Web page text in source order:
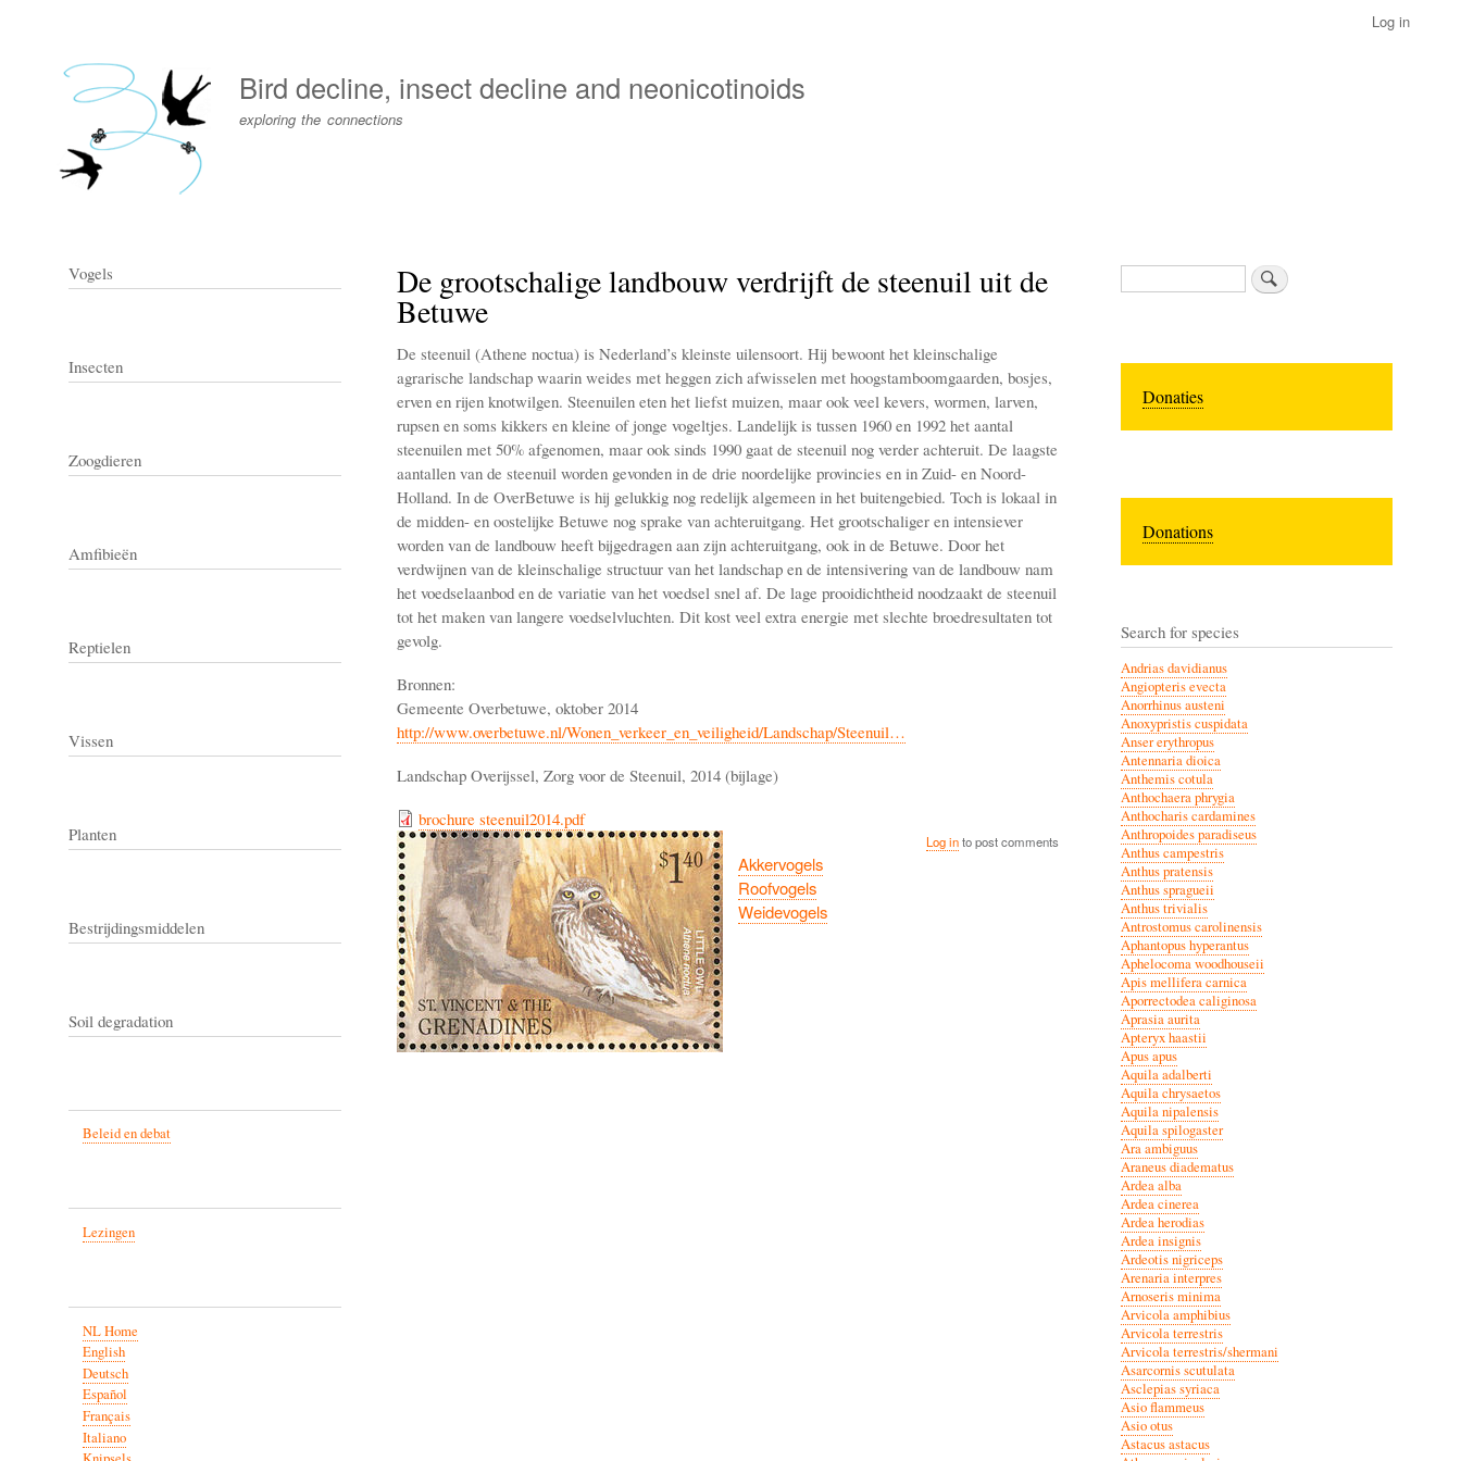
content
menu
Log in
Bird decline, insect decline and neonicotinoids
exploring the connections
De grootschalige landbouw verdrijft de steenuil uit de
Betuwe
De steenuil (Athene noctua) is Nederland’s kleinste uilensoort. Hij bewoont het kleinschalige
agrarische landschap waarin weides met heggen zich afwisselen met hoogstamboomgaarden, bosjes,
erven en rijen knotwilgen. Steenuilen eten het liefst muizen, maar ook veel kevers, wormen, larven,
rupsen en soms kikkers en kleine of jonge vogeltjes. Landelijk is tussen 1960 en 1992 het aantal
steenuilen met 50% afgenomen, maar ook sinds 1990 gaat de steenuil nog verder achteruit. De laagste
aantallen van de steenuil worden gevonden in de drie noordelijke provincies en in Zuid- en Noord-
Holland. In de OverBetuwe is hij gelukkig nog redelijk algemeen in het buitengebied. Toch is lokaal in
de midden- en oostelijke Betuwe nog sprake van achteruitgang. Het grootschaliger en intensiever
worden van de landbouw heeft bijgedragen aan zijn achteruitgang, ook in de Betuwe. Door het
verdwijnen van de kleinschalige structuur van het landschap en de intensivering van de landbouw nam
het voedselaanbod en de variatie van het voedsel snel af. De lage prooidichtheid noodzaakt de steenuil
tot het maken van langere voedselvluchten. Dit kost veel extra energie met slechte broedresultaten tot
gevolg.
Bronnen:
Gemeente Overbetuwe, oktober 2014
http://www.overbetuwe.nl/Wonen_verkeer_en_veiligheid/Landschap/Steenuil…
Landschap Overijssel, Zorg voor de Steenuil, 2014 (bijlage)
brochure steenuil2014.pdf
Log into post comments
Akkervogels
Roofvogels
Weidevogels
Vogels
Insecten
Zoogdieren
Amfibieën
Reptielen
Vissen
Planten
Bestrijdingsmiddelen
Soil degradation
Beleid en debat
Lezingen
NL Home
English
Deutsch
Español
Français
Italiano
Search
Donaties
Donations
Search for species
Andrias davidianus
Angiopteris evecta
Anorrhinus austeni
Anoxypristis cuspidata
Anser erythropus
Antennaria dioica
Anthemis cotula
Anthochaera phrygia
Anthocharis cardamines
Anthropoides paradiseus
Anthus campestris
Anthus pratensis
Anthus spragueii
Anthus trivialis
Antrostomus carolinensis
Aphantopus hyperantus
Aphelocoma woodhouseii
Apis mellifera carnica
Aporrectodea caliginosa
Aprasia aurita
Apteryx haastii
Apus apus
Aquila adalberti
Aquila chrysaetos
Aquila nipalensis
Aquila spilogaster
Ara ambiguus
Araneus diadematus
Ardea alba
Ardea cinerea
Ardea herodias
Ardea insignis
Ardeotis nigriceps
Arenaria interpres
Arnoseris minima
Arvicola amphibius
Arvicola terrestris
Arvicola terrestris/shermani
Asarcornis scutulata
Asclepias syriaca
Asio flammeus
Asio otus
Astacus astacus